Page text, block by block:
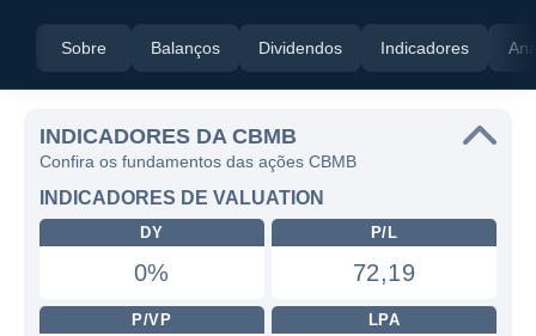
Sobre Balanços Dividendos Indicadores
INDICADORES DA CBMB
Confira os fundamentos das ações CBMB
INDICADORES DE VALUATION
DY
0%
P/L
72,19
P/VP LPA